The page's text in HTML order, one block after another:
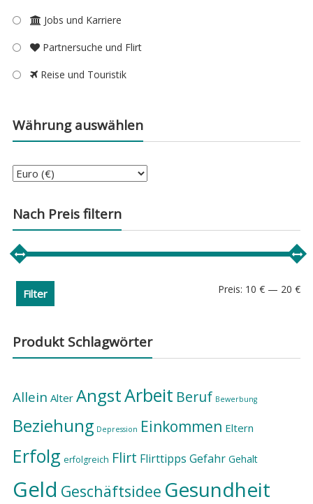
Jobs und Karriere
Partnersuche und Flirt
Reise und Touristik
Währung auswählen
Nach Preis filtern
Filter Preis: 10 € — 20 €
Produkt Schlagwörter
Allein Alter AngstArbeit Beruf Bewerbung
Beziehung Depression Einkommen Eltern
Erfolg erfolgreich Flirt Flirttipps Gefahr Gehalt
Geld Geschäftsidee Gesundheit